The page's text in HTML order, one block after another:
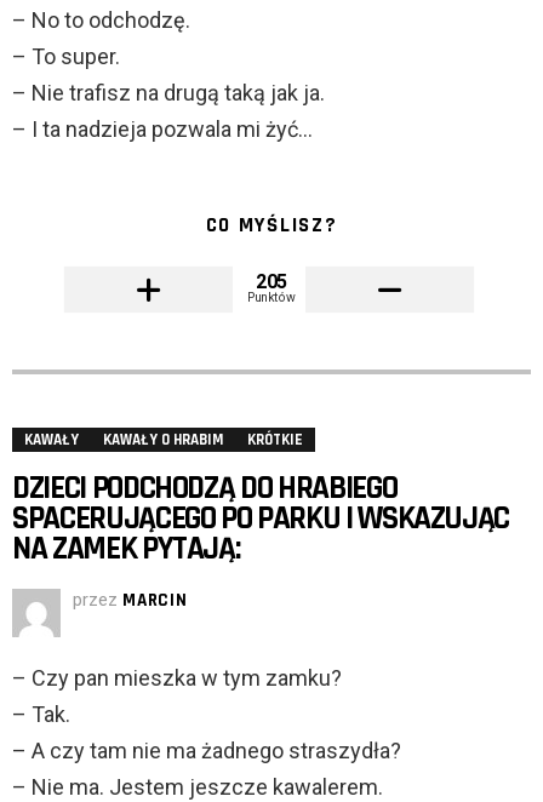
– No to odchodzę.
– To super.
– Nie trafisz na drugą taką jak ja.
– I ta nadzieja pozwala mi żyć…
CO MYŚLISZ?
205
Punktów
KAWAŁY KAWAŁY O HRABIM KRÓTKIE
DZIECI PODCHODZĄ DO HRABIEGO
SPACERUJĄCEGO PO PARKU I WSKAZUJĄC
NA ZAMEK PYTAJĄ:
przez MARCIN
– Czy pan mieszka w tym zamku?
– Tak.
– A czy tam nie ma żadnego straszydła?
– Nie ma. Jestem jeszcze kawalerem.